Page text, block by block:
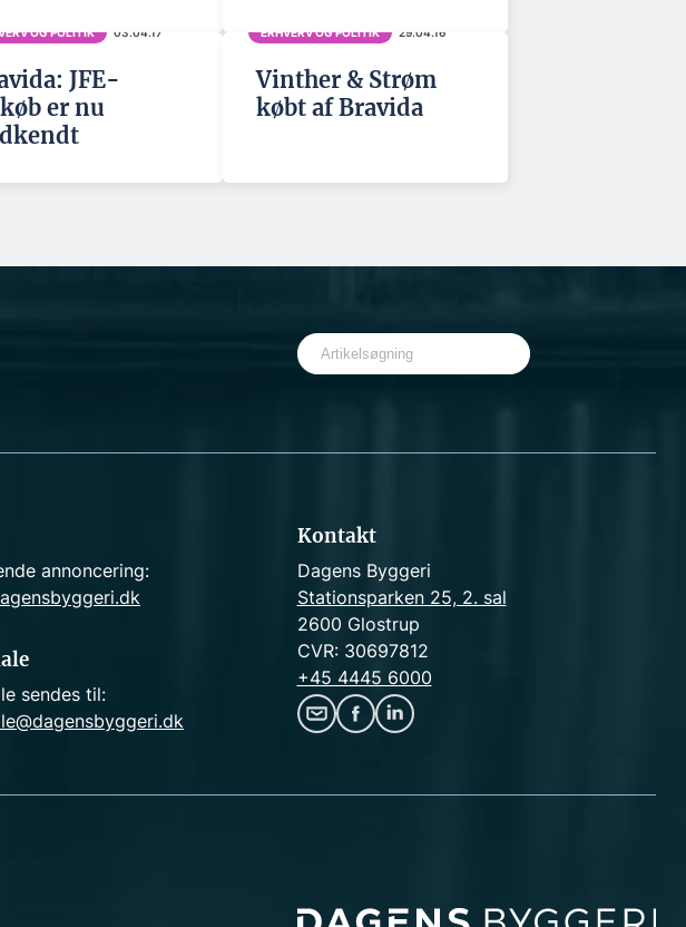
OG POLITIK 03.04.17
JFE-
er nu
ERHVERV OG POLITIK 29.04.16
Vinther & Strøm
købt af Bravida
S
e
c
annoncering:
sendes til:
Kontakt
Dagens Byggeri
Stationsparken 25, 2. sal
2600 Glostrup
CVR: 30697812
+45 4445 6000